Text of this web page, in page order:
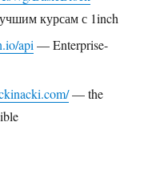
курсам с 1inch
api — Enterprise-
— the